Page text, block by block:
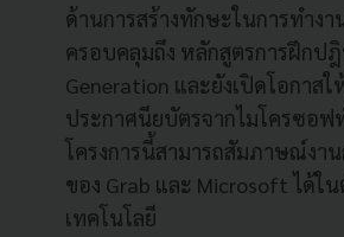
ด้านการสร้างทักษะในการทำง
ครอบคลุมถึง หลักสูตรการฝึกป
Generation และยังเปิดโอกาสใ
ประกาศนียบัตรจากไมโครซอฟ
โครงการนี้สามารถสัมภาษณ์ง
ของ Grab และ Microsoft ได้ใ
เทคโนโลยี